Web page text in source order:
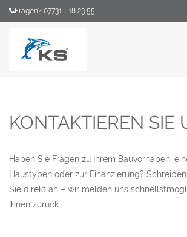
Fragen? 07731 - 18 23 55
KONTAKTIEREN SIE
Haben Sie Fragen zu Ihrem Bauvorhaben,
Haustypen oder zur Finanzierung?
Sie direkt an – wir melden uns
Ihnen zurück.